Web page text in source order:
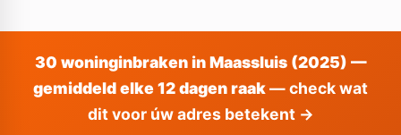
30 woninginbraken in Maassluis (2025) —
gemiddeld elke 12 dagen raak— check wat
dit voor úw adres betekent →